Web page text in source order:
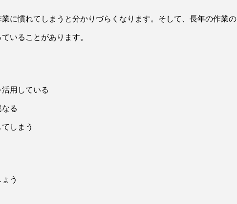
に慣れてしまうと分かりづらくなります。そして、長年の作業の
いることがあります。
活用している
なる
しまう
う